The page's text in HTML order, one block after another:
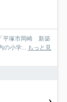
平塚市岡崎 新築
の小学... もっと見